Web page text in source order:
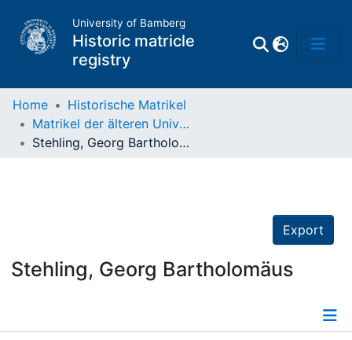
University of Bamberg
Historic matricle
registry
Matrikel
Home
Historische Matrikel
Matrikel der älteren Universität
Stehling, Georg Bartholomäus
Export
Stehling, Georg Bartholomäus